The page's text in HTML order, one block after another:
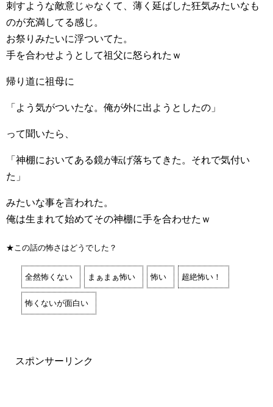
刺すような敵意じゃなくて、薄く延ばした狂気みたいなも
のが充満してる感じ。
お祭りみたいに浮ついてた。
手を合わせようとして祖父に怒られたｗ
帰り道に祖母に
「よう気がついたな。俺が外に出ようとしたの」
って聞いたら、
「神棚においてある鏡が転げ落ちてきた。それで気付い
た」
みたいな事を言われた。
俺は生まれて始めてその神棚に手を合わせたｗ
★この話の怖さはどうでした？
全然怖くない まぁまぁ怖い 怖い 超絶怖い！
怖くないが面白い
スポンサーリンク